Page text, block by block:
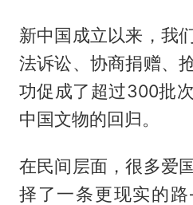
新中国成立以来，我
法诉讼、协商捐赠、
功促成了超过300批
中国文物的回归。
在民间层面，很多爱
择了一条更现实的